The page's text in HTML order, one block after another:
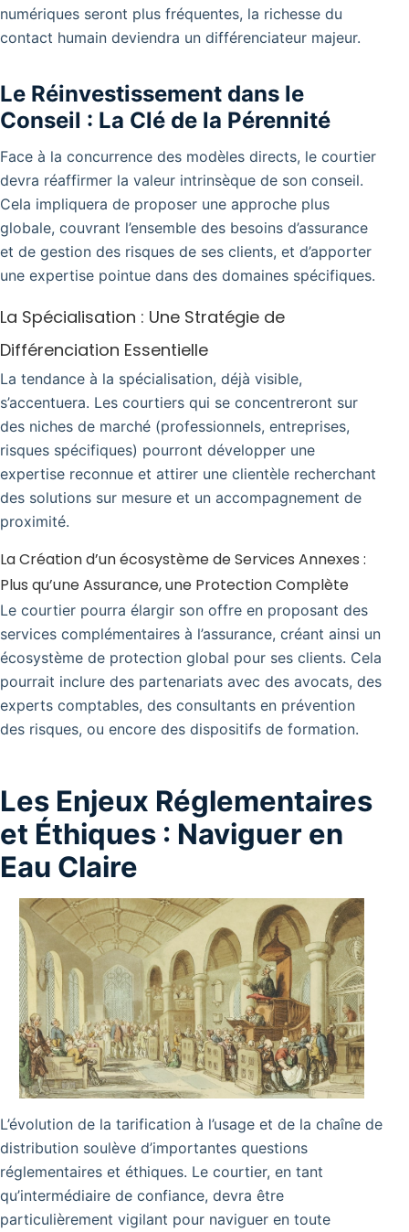
numériques seront plus fréquentes, la richesse du
contact humain deviendra un différenciateur majeur.
Le Réinvestissement dans le
Conseil : La Clé de la Pérennité
Face à la concurrence des modèles directs, le courtier
devra réaffirmer la valeur intrinsèque de son conseil.
Cela impliquera de proposer une approche plus
globale, couvrant l’ensemble des besoins d’assurance
et de gestion des risques de ses clients, et d’apporter
une expertise pointue dans des domaines spécifiques.
La Spécialisation : Une Stratégie de
Différenciation Essentielle
La tendance à la spécialisation, déjà visible,
s’accentuera. Les courtiers qui se concentreront sur
des niches de marché (professionnels, entreprises,
risques spécifiques) pourront développer une
expertise reconnue et attirer une clientèle recherchant
des solutions sur mesure et un accompagnement de
proximité.
La Création d’un écosystème de Services Annexes :
Plus qu’une Assurance, une Protection Complète
Le courtier pourra élargir son offre en proposant des
services complémentaires à l’assurance, créant ainsi un
écosystème de protection global pour ses clients. Cela
pourrait inclure des partenariats avec des avocats, des
experts comptables, des consultants en prévention
des risques, ou encore des dispositifs de formation.
Les Enjeux Réglementaires
et Éthiques : Naviguer en
Eau Claire
L’évolution de la tarification à l’usage et de la chaîne de
distribution soulève d’importantes questions
réglementaires et éthiques. Le courtier, en tant
qu’intermédiaire de confiance, devra être
particulièrement vigilant pour naviguer en toute